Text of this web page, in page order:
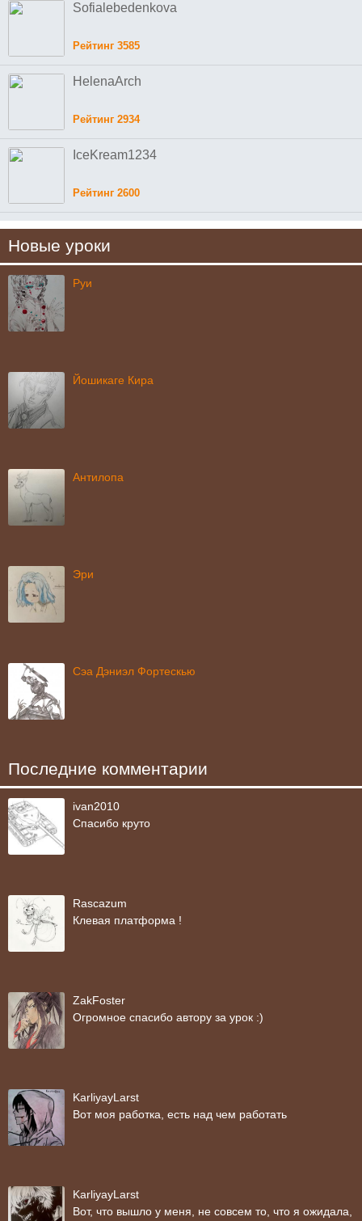
Sofialebedenkova
Рейтинг 3585
HelenaArch
Рейтинг 2934
IceKream1234
Рейтинг 2600
Новые уроки
Руи
Йошикаге Кира
Антилопа
Эри
Сэа Дэниэл Фортескью
Последние комментарии
ivan2010
Спасибо круто
Rascazum
Клевая платформа !
ZakFoster
Огромное спасибо автору за урок :)
KarliyayLarst
Вот моя работка, есть над чем работать
KarliyayLarst
Вот, что вышло у меня, не совсем то, что я ожидала,